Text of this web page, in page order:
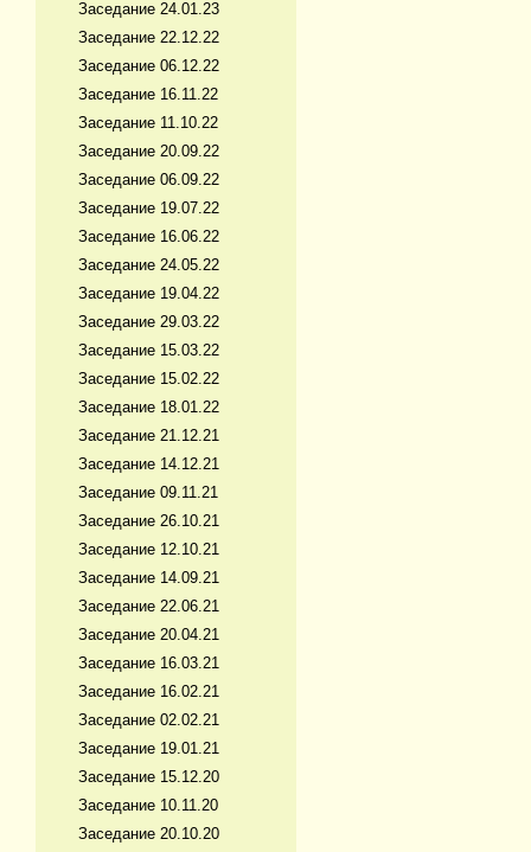
Заседание 24.01.23
Заседание 22.12.22
Заседание 06.12.22
Заседание 16.11.22
Заседание 11.10.22
Заседание 20.09.22
Заседание 06.09.22
Заседание 19.07.22
Заседание 16.06.22
Заседание 24.05.22
Заседание 19.04.22
Заседание 29.03.22
Заседание 15.03.22
Заседание 15.02.22
Заседание 18.01.22
Заседание 21.12.21
Заседание 14.12.21
Заседание 09.11.21
Заседание 26.10.21
Заседание 12.10.21
Заседание 14.09.21
Заседание 22.06.21
Заседание 20.04.21
Заседание 16.03.21
Заседание 16.02.21
Заседание 02.02.21
Заседание 19.01.21
Заседание 15.12.20
Заседание 10.11.20
Заседание 20.10.20